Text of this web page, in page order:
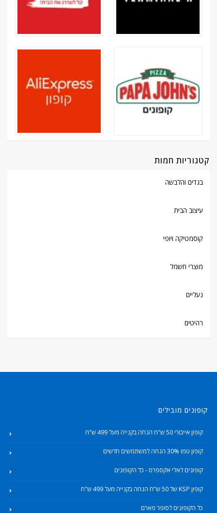
קטגוריות חמות
בגדים והלבשה
עיצוב הבית
קוסמטיקה ויופי
מוצרי חשמל
נעליים
רהיטים
קופונים מובילים
קופון אייבורי 50 ש"ח הנחה בקנייה מעל 499 ש"ח
קופון טמו 30% הנחה למשתמשים חדשים
קופונים לאלי אקספרס - כל הקופונים
קופון KSP של 50 ש"ח הנחה בקנייה מעל 499 ש"ח
כל הקופונים לסופר פארם